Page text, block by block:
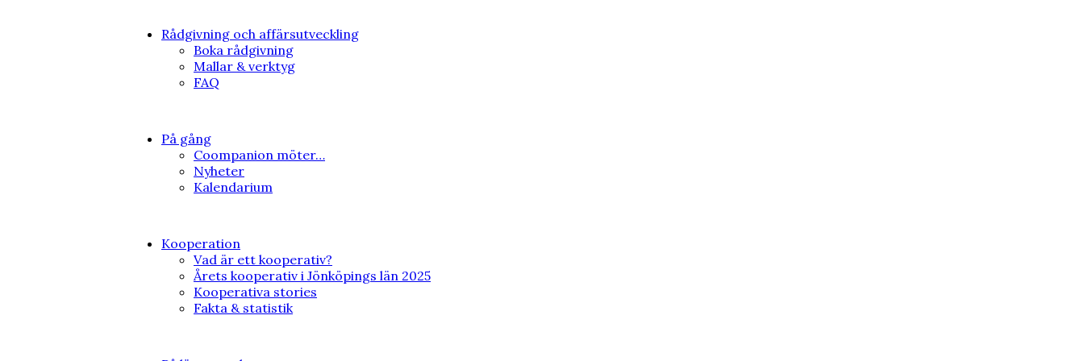
Rådgivning och affärsutveckling
Boka rådgivning
Mallar & verktyg
FAQ
På gång
Coompanion möter…
Nyheter
Kalendarium
Kooperation
Vad är ett kooperativ?
Årets kooperativ i Jönköpings län 2025
Kooperativa stories
Fakta & statistik